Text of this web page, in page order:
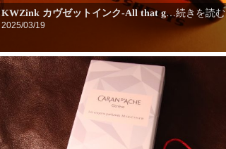
KWZink カヴゼットインク-All that g…続きを読む
2025/03/19